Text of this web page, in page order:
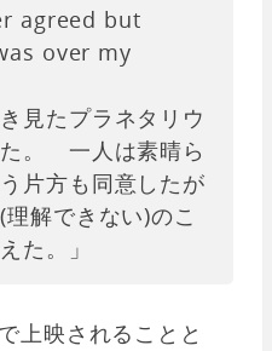
agreed but
over my
見たプラネタリウ
。 一人は素晴ら
片方も同意したが
理解できない)のこ
た。」
上映されることと